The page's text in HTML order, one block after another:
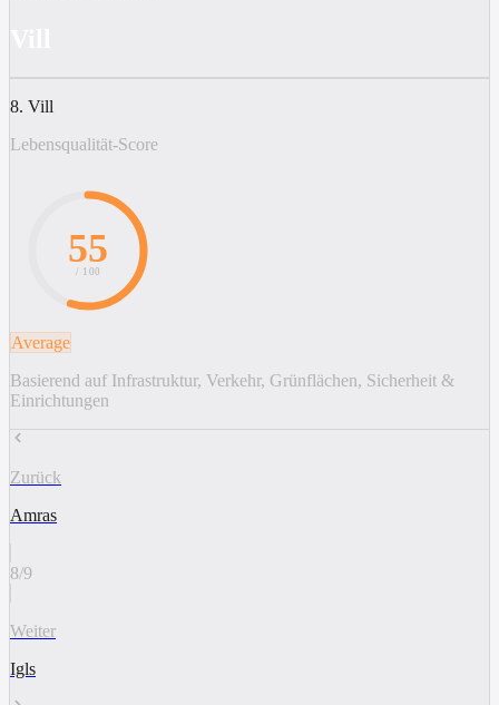
8. Vill
Lebensqualität-Score
55
/ 100
Average
Basierend auf Infrastruktur, Verkehr, Grünflächen, Sicherheit &
Einrichtungen
Zurück
Amras
8/9
Weiter
Igls